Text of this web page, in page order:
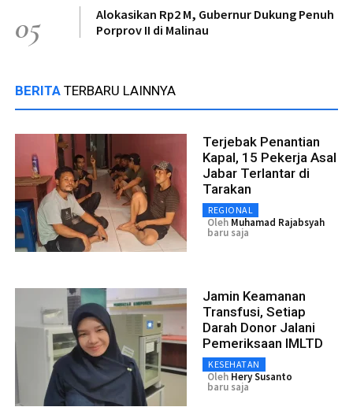
05
Alokasikan Rp2 M, Gubernur Dukung Penuh
Porprov II di Malinau
BERITA TERBARU LAINNYA
Terjebak Penantian
Kapal, 15 Pekerja Asal
Jabar Terlantar di
Tarakan
REGIONAL
Oleh Muhamad Rajabsyah
baru saja
Jamin Keamanan
Transfusi, Setiap
Darah Donor Jalani
Pemeriksaan IMLTD
KESEHATAN
Oleh Hery Susanto
baru saja